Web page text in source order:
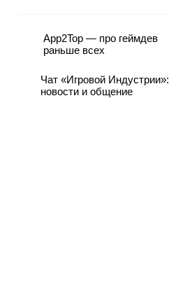
App2Top — про геймдев
раньше всех
Чат «Игровой Индустрии»:
новости и общение